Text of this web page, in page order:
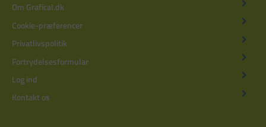
Om Grafical.dk
Cookie-præferencer
Privatlivspolitik
Fortrydelsesformular
Log ind
Kontakt os